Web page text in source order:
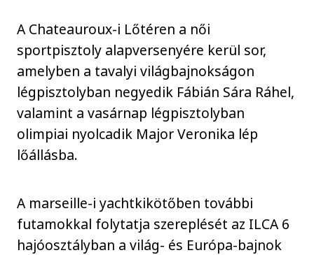
A Chateauroux-i Lőtéren a női
sportpisztoly alapversenyére kerül sor,
amelyben a tavalyi világbajnokságon
légpisztolyban negyedik Fábián Sára Ráhel,
valamint a vasárnap légpisztolyban
olimpiai nyolcadik Major Veronika lép
lőállásba.
A marseille-i yachtkikötőben további
futamokkal folytatja szereplését az ILCA 6
hajóosztályban a világ- és Európa-bajnok